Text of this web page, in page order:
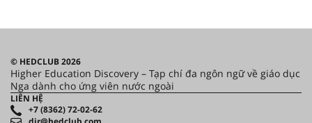
© HEDCLUB 2026
Higher Education Discovery – Tạp chí đa ngôn ngữ về giáo dục
Nga dành cho ứng viên nước ngoài
LIÊN HỆ
+7 (8362) 72-02-62